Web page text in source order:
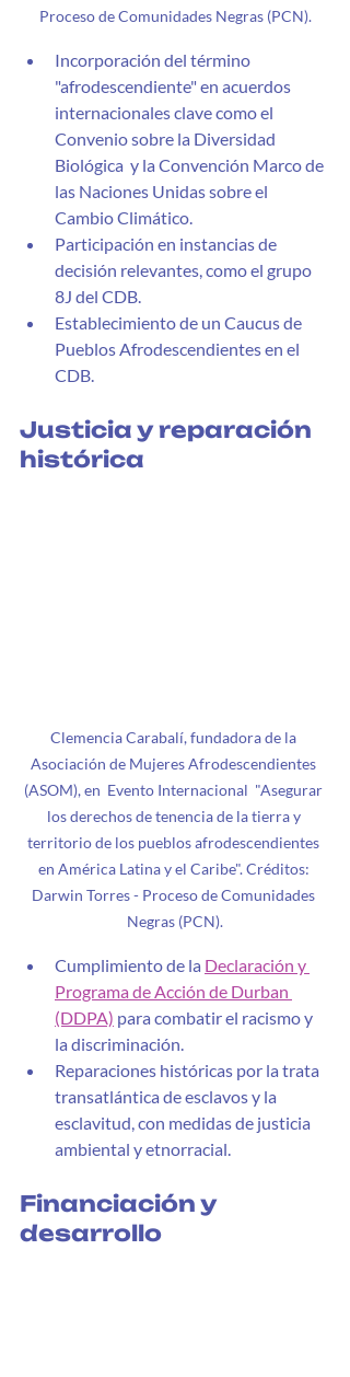
Proceso de Comunidades Negras (PCN).
Incorporación del término
"afrodescendiente" en acuerdos
internacionales clave como el
Convenio sobre la Diversidad
Biológica  y la Convención Marco de
las Naciones Unidas sobre el
Cambio Climático.
Participación en instancias de
decisión relevantes, como el grupo
8J del CDB.
Establecimiento de un Caucus de
Pueblos Afrodescendientes en el
CDB.
Justicia y reparación
histórica
Clemencia Carabalí, fundadora de la
Asociación de Mujeres Afrodescendientes
(ASOM), en  Evento Internacional  "Asegurar
los derechos de tenencia de la tierra y
territorio de los pueblos afrodescendientes
en América Latina y el Caribe". Créditos:
Darwin Torres - Proceso de Comunidades
Negras (PCN).
Cumplimiento de la Declaración y
Programa de Acción de Durban
(DDPA) para combatir el racismo y
la discriminación.
Reparaciones históricas por la trata
transatlántica de esclavos y la
esclavitud, con medidas de justicia
ambiental y etnorracial.
Financiación y
desarrollo